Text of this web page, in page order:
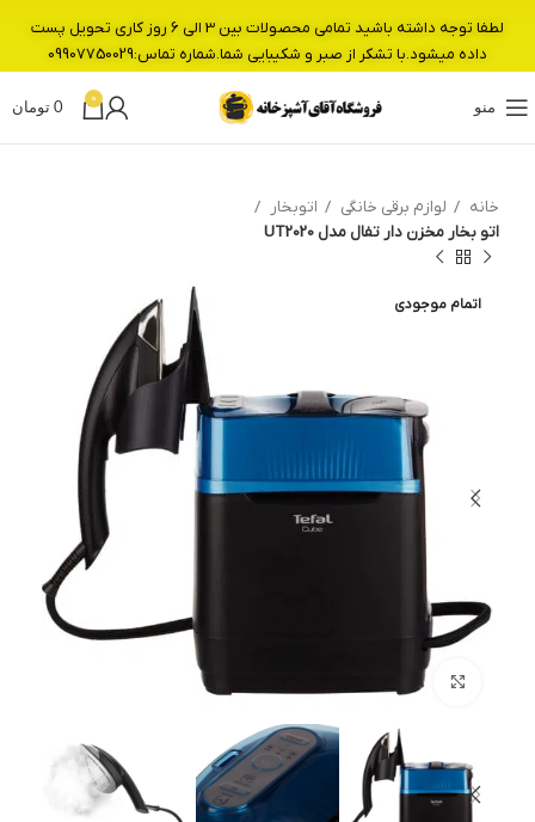
منو
0
0 تومان
خانه لوازم برقی خانگی
اتوبخار
اتو بخار مخزن دار تفال مدل UT2020
اتمام موجودی
بزرگنمایی تصویر
لطفا توجه داشته باشید تمامی محصولات بین 3 الی 6 روز کاری تحویل پست
داده میشود.با تشکر از صبر و شکیبایی شما.شماره تماس:09907750029